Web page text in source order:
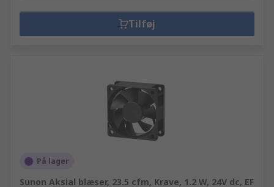
Tilføj
På lager
Sunon Aksial blæser, 23.5 cfm, Krave, 1.2 W, 24V dc, EF